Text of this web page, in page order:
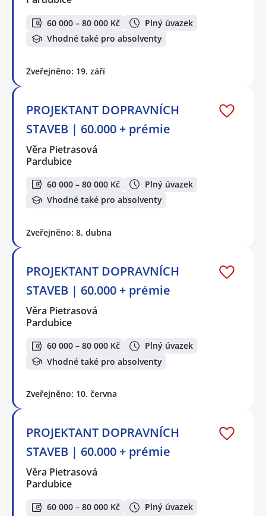
60 000 – 80 000 Kč
Plný úvazek
Vhodné také pro absolventy
Zveřejněno: 19. září
PROJEKTANT DOPRAVNÍCH
STAVEB | 60.000 + prémie
Věra Pietrasová
Pardubice
60 000 – 80 000 Kč
Plný úvazek
Vhodné také pro absolventy
Zveřejněno: 8. dubna
PROJEKTANT DOPRAVNÍCH
STAVEB | 60.000 + prémie
Věra Pietrasová
Pardubice
60 000 – 80 000 Kč
Plný úvazek
Vhodné také pro absolventy
Zveřejněno: 10. června
PROJEKTANT DOPRAVNÍCH
STAVEB | 60.000 + prémie
Věra Pietrasová
Pardubice
60 000 – 80 000 Kč
Plný úvazek